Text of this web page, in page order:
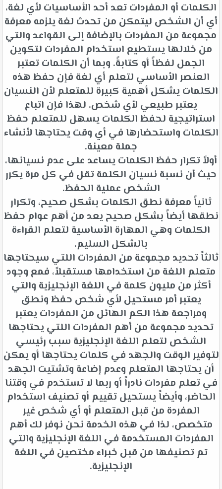
الكلمات أو المفردات تعد أحد الأساسيات لأي لغة،
أي أن الشخص ليتمكن من تحدث لغة يلزمه معرفة
مجموعة من المفردات بالإضافة إلى القواعد والتي
من خلالها يستطيع استخدام المفردات لتكوين
الجمل لفظاً أو كتابةً. وبما أن الكلمات تعتبر
العنصر الأساسي لتعلم أي لغة فإن حفظ هذه
الكلمات يشكل أهمية كبيرة للمتعلم لأن النسيان
يعتبر طبيعي لأي شخص. لهذا فإن اتباع
استراتيجية لحفظ الكلمات يسهل للمتعلم حفظ
الكلمات واستحضارها في أي وقت يحتاجها لأنشاء
جملة معينة.
أولاً تكرار حفظ الكلمات يساعد على عدم نسيانها،
حيث أن نسبة نسيان الكلمة تقل في كل مرة يكرر
الشخص عملية الحفظ.
ثانياً معرفة نطق الكلمات بشكل صحيح، وتكرار
نطقها أيضاً بشكل صحيح يعد من أهم عوام حفظ
الكلمات وهي المهارة الأساسية لتعلم القراءة
بالشكل السليم.
ثالثاً تحديد مجموعة من المفردات اللتي سيحتاجها
متعلم اللغة من استخدامها مستقبلاً، فمع وجود
أكثر من مليون كلمة في اللغة الإنجليزية والتي
يعتبر أمر مستحيل لأي شخص حفظ ونطق
ومراجعة هذا الكم الهائل من المفردات يعتبر
تحديد مجموعة من أهم المفردات اللتي يحتاجها
الشخص لتعلم اللغة الإنجليزية سبب رئيسي
لتوفير الوقت والجهد في كلمات يحتاجها أو يمكن
أن يحتاجها المتعلم وعدم إضاعة وتشتيت الجهد
في تعلم مفردات نادراً أو ربما لا تستخدم في وقتنا
الحاضر، وأيضاً يستحيل تقييم أو تصنيف استخدام
المفردة من قبل المتعلم أو أي شخص غير
متخصص، لذا في هذه الخدمة نحن نوفر لك أهم
المفردات المستخدمة في اللغة الإنجليزية والتي
تم تصنيفها من قبل خبراء مختصين في اللغة
الإنجليزية.